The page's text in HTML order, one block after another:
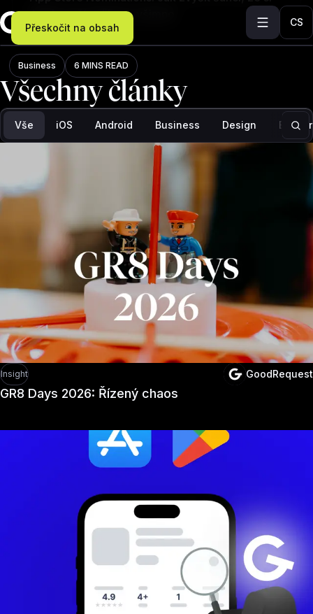
Přeskočit na obsah CS
Blog
Business 6 MINS READ
Apple vaší aplikace všimne
Všechny články
Vše iOS Android Business Design
Filtr: Vše, počet výsledků: 97
Insight GoodRequest
GR8 Days 2026: Řízený chaos